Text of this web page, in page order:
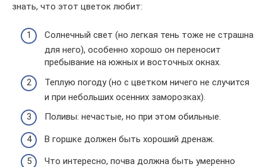
знать, что этот цветок любит:
Солнечный свет (но легкая тень тоже не страшна
для него), особенно хорошо он переносит
пребывание на южных и восточных окнах.
Теплую погоду (но с цветком ничего не случится
и при небольших осенних заморозках).
Поливы: нечастые, но при этом обильные.
В горшке должен быть хороший дренаж.
Что интересно, почва должна быть умеренно